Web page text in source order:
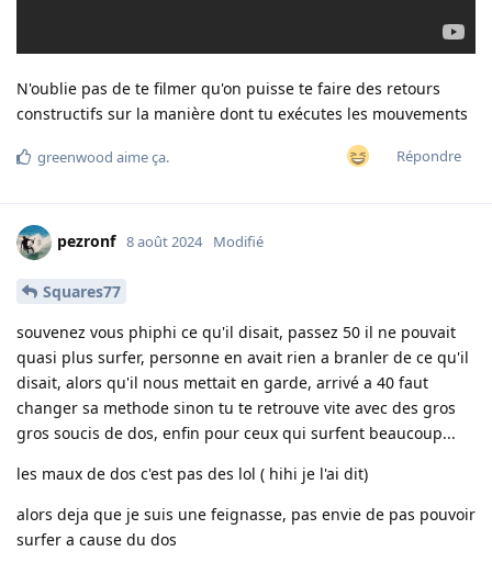
N'oublie pas de te filmer qu'on puisse te faire des retours
constructifs sur la manière dont tu exécutes les mouvements
Répondre
greenwood aime ça.
pezronf 8 août 2024 Modifié
Squares77
souvenez vous phiphi ce qu'il disait, passez 50 il ne pouvait
quasi plus surfer, personne en avait rien a branler de ce qu'il
disait, alors qu'il nous mettait en garde, arrivé a 40 faut
changer sa methode sinon tu te retrouve vite avec des gros
gros soucis de dos, enfin pour ceux qui surfent beaucoup...
les maux de dos c'est pas des lol ( hihi je l'ai dit)
alors deja que je suis une feignasse, pas envie de pas pouvoir
surfer a cause du dos